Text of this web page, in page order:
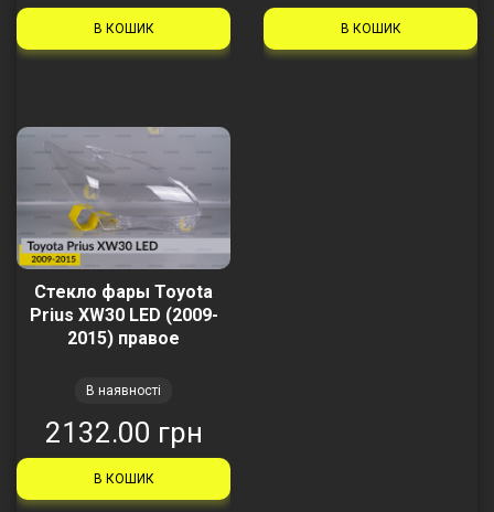
В КОШИК В КОШИК
Стекло фары Toyota
Prius XW30 LED (2009-
2015) правое
В наявності
2132.00 грн
В КОШИК